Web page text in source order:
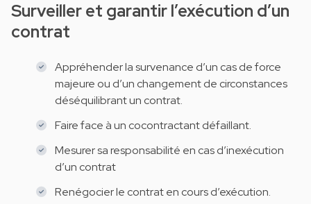
Surveiller et garantir l’exécution d’un
contrat
Appréhender la survenance d’un cas de force
majeure ou d’un changement de circonstances
déséquilibrant un contrat.
Faire face à un cocontractant défaillant.
Mesurer sa responsabilité en cas d’inexécution
d’un contrat
Renégocier le contrat en cours d’exécution.